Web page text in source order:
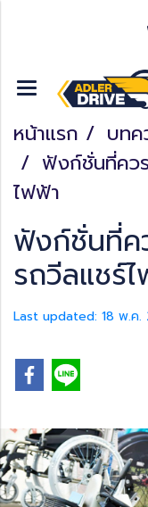
หน้าแรก บท
ฟังก์ชั่นที่คว
ไฟฟ้า
ฟังก์ชั่นที่ค
รถวีลแชร์
Last updated: 18 พ.ค.